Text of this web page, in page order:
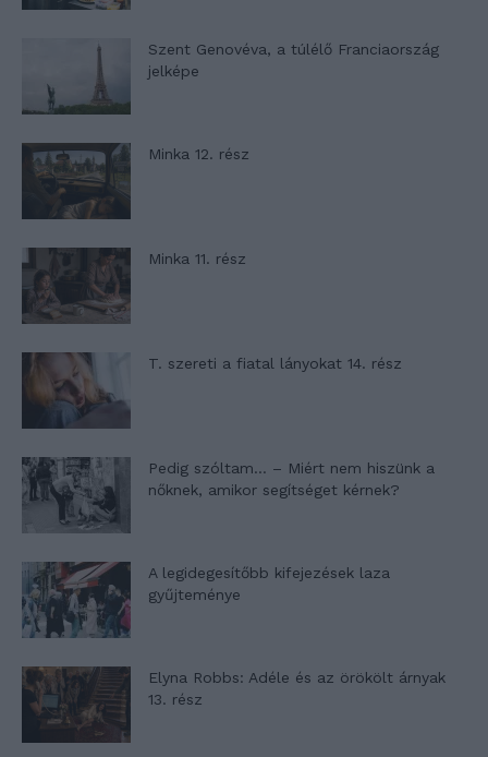
Szent Genovéva, a túlélő Franciaország
jelképe
Minka 12. rész
Minka 11. rész
T. szereti a fiatal lányokat 14. rész
Pedig szóltam… – Miért nem hiszünk a
nőknek, amikor segítséget kérnek?
A legidegesítőbb kifejezések laza
gyűjteménye
Elyna Robbs: Adéle és az örökölt árnyak
13. rész